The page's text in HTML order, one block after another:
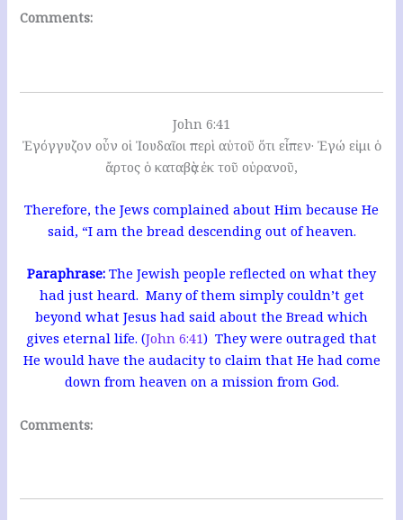
Comments:
John 6:41
Ἐγόγγυζον οὖν οἱ Ἰουδαῖοι περὶ αὐτοῦ ὅτι εἶπεν· Ἐγώ εἰμι ὁ
ἄρτος ὁ καταβὰς ἐκ τοῦ οὐρανοῦ,
Therefore, the Jews complained about Him because He
said, “I am the bread descending out of heaven.
Paraphrase: The Jewish people reflected on what they
had just heard. Many of them simply couldn’t get
beyond what Jesus had said about the Bread which
gives eternal life. (John 6:41) They were outraged that
He would have the audacity to claim that He had come
down from heaven on a mission from God.
Comments: